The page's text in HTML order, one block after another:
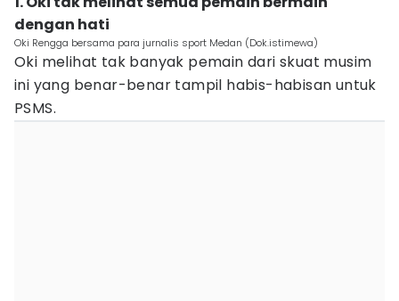
dengan hati
Oki Rengga bersama para jurnalis sport Medan (Dok.istimewa)
Oki melihat tak banyak pemain dari skuat musim
ini yang benar-benar tampil habis-habisan untuk
PSMS.